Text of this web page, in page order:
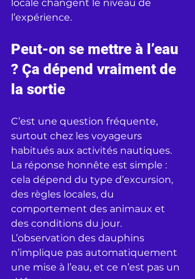
locale changent le niveau de
l’expérience.
Peut-on se mettre à l’eau
? Ça dépend vraiment de
la sortie
C’est une question fréquente,
surtout chez les voyageurs
habitués aux activités nautiques.
La réponse honnête est simple :
cela dépend du type d’excursion,
des règles locales, du
comportement des animaux et
des conditions du jour.
L’observation des dauphins
n’implique pas automatiquement
une mise à l’eau, et ce n’est pas un